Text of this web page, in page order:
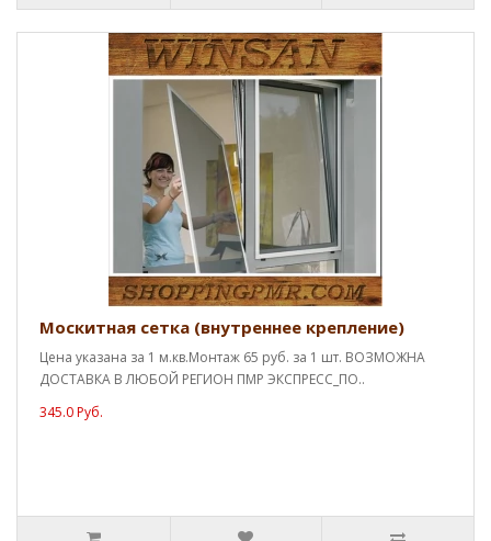
Москитная сетка (внутреннее крепление)
Цена указана за 1 м.кв.Монтаж 65 руб. за 1 шт. ВОЗМОЖНА
ДОСТАВКА В ЛЮБОЙ РЕГИОН ПМР ЭКСПРЕСС_ПО..
345.0 Руб.